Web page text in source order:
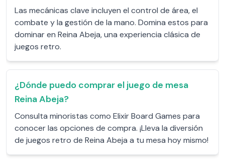
Las mecánicas clave incluyen el control de área, el
combate y la gestión de la mano. Domina estos para
dominar en Reina Abeja, una experiencia clásica de
juegos retro.
¿Dónde puedo comprar el juego de mesa
Reina Abeja?
Consulta minoristas como Elixir Board Games para
conocer las opciones de compra. ¡Lleva la diversión
de juegos retro de Reina Abeja a tu mesa hoy mismo!